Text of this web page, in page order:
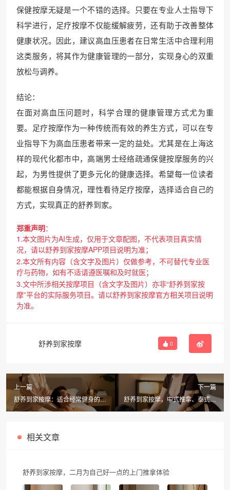
保健按摩无疑是一个不错的选择。只要在专业人士指导下
科学进行，足疗按摩不仅能缓解疲劳，还有助于改善整体
健康状况。因此，建议高血压患者在日常生活中合理利用
这类服务，将其作为健康管理的一部分，实现身心的双重
放松与调养。
结论：
在面对高血压问题时，科学合理的健康管理方式尤为重
要。足疗按摩作为一种传统而有效的养生方式，可以在专
业指导下为高血压患者带来一定的益处。尤其是在上海这
样的现代化都市中，高端男士经络疏通保健按摩服务的兴
起，为男性提供了更多元化的健康选择。希望每一位读者
都能根据自身情况，理性看待足疗按摩，选择适合自己的
方式，实现真正的舒养到家。
郑重声明：
1.本文图片为AI生成，仅用于文章配图，不代表项目真实情
况，请以舒养到家按摩APP项目说明为准；
2.本文所有内容（含文字及图片）仅做参考，不可替代专业医
疗与药物，如有不适请遵医嘱和及时就医；
3.文中所涉相关按摩项目（含文字及图片）亦非“舒养到家按
摩”平台的实际服务项目。请以舒养到家按摩官方相关项目说明
为准。
舒养到家按摩 0
上一篇
舒养到家按摩：适合经常健身的男
士的肌肉放松项目推荐
下一篇
舒养到家按摩，中式推拿、泰式按
摩和精油SPA，男士更适合哪种？
相关文章
舒养到家按摩，二月为自己好一点的上门推拿体验